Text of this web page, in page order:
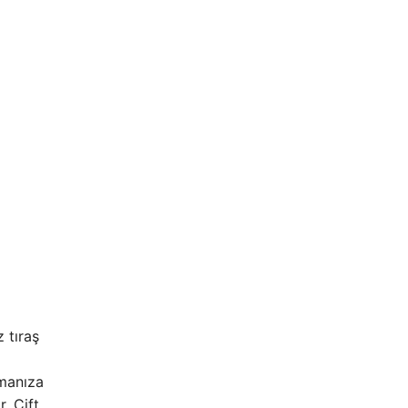
tıraş
Çift